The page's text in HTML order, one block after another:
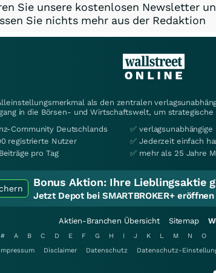
Sie unsere kostenlosen Newsletter
Sie nichts mehr aus der Redaktion
als den zentralen
in die Börsen- und Wirtschaftswelt, um
Community Deutschlands
registrierte Nutzer
pro Tag
✅
✅ Jederzeit einfach
✅ mehr als 25 Jahre
Bonus Aktion: Ihre Lieblingsaktie
Jetzt Depot bei SMARTBROKER+
Aktien-Branchen Übersicht Sitemap
# A B C D E F G H I J K L M N O
Impressum
Disclaimer Datenschutz Datenschutz-